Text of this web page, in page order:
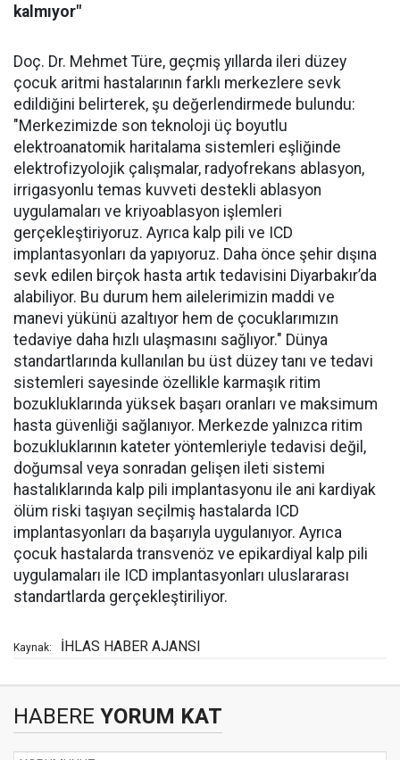
kalmıyor"
Doç. Dr. Mehmet Türe, geçmiş yıllarda ileri düzey
çocuk aritmi hastalarının farklı merkezlere sevk
edildiğini belirterek, şu değerlendirmede bulundu:
"Merkezimizde son teknoloji üç boyutlu
elektroanatomik haritalama sistemleri eşliğinde
elektrofizyolojik çalışmalar, radyofrekans ablasyon,
irrigasyonlu temas kuvveti destekli ablasyon
uygulamaları ve kriyoablasyon işlemleri
gerçekleştiriyoruz. Ayrıca kalp pili ve ICD
implantasyonları da yapıyoruz. Daha önce şehir dışına
sevk edilen birçok hasta artık tedavisini Diyarbakır’da
alabiliyor. Bu durum hem ailelerimizin maddi ve
manevi yükünü azaltıyor hem de çocuklarımızın
tedaviye daha hızlı ulaşmasını sağlıyor." Dünya
standartlarında kullanılan bu üst düzey tanı ve tedavi
sistemleri sayesinde özellikle karmaşık ritim
bozukluklarında yüksek başarı oranları ve maksimum
hasta güvenliği sağlanıyor. Merkezde yalnızca ritim
bozukluklarının kateter yöntemleriyle tedavisi değil,
doğumsal veya sonradan gelişen ileti sistemi
hastalıklarında kalp pili implantasyonu ile ani kardiyak
ölüm riski taşıyan seçilmiş hastalarda ICD
implantasyonları da başarıyla uygulanıyor. Ayrıca
çocuk hastalarda transvenöz ve epikardiyal kalp pili
uygulamaları ile ICD implantasyonları uluslararası
standartlarda gerçekleştiriliyor.
Kaynak: İHLAS HABER AJANSI
HABERE YORUM KAT